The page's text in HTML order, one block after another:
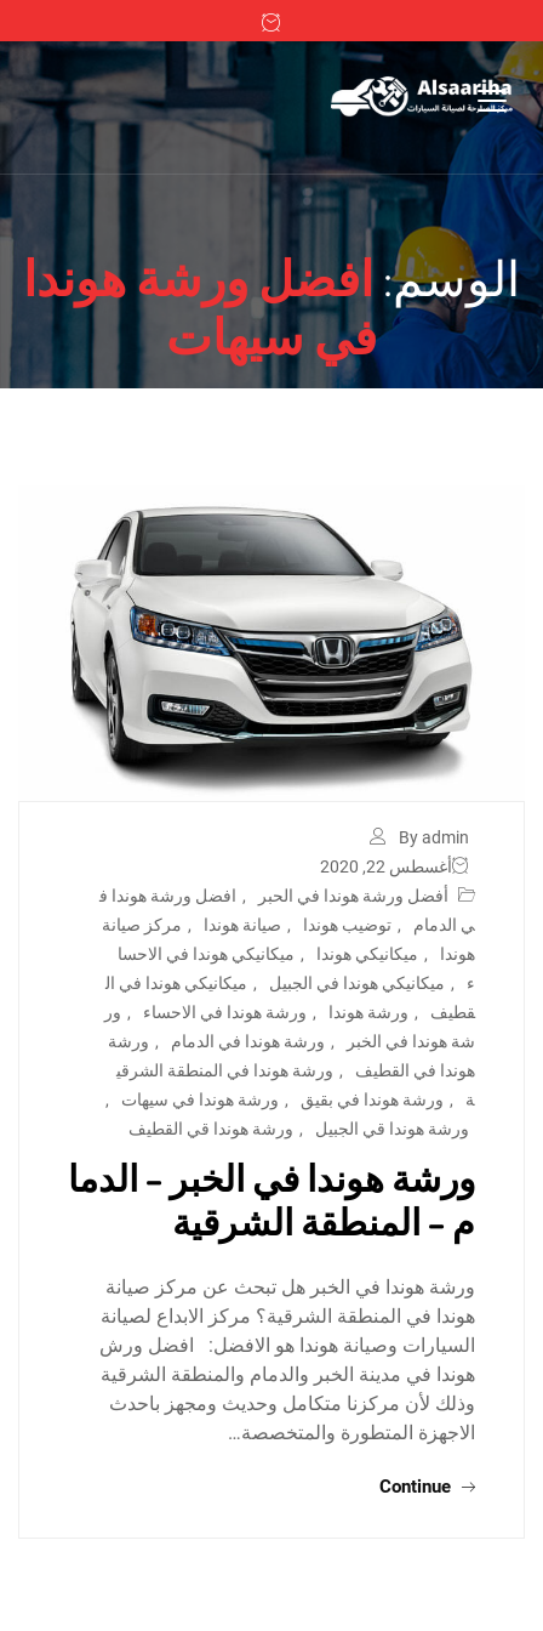
الوسم: افضل ورشة هوندا
في سيهات
By admin
أغسطس 22, 2020
أفضل ورشة هوندا في الحبر
, افضل ورشة هوندا ف
ي الدمام
, توضيب هوندا , صيانة هوندا , مركز صيانة
هوندا
, ميكانيكي هوندا , ميكانيكي هوندا في الاحسا
ء
, ميكانيكي هوندا في الجبيل , ميكانيكي هوندا في ال
قطيف
, ورشة هوندا , ورشة هوندا في الاحساء , ور
شة هوندا في الخبر
, ورشة هوندا في الدمام , ورشة
هوندا في القطيف
, ورشة هوندا في المنطقة الشرقي
ة
, ورشة هوندا في بقيق , ورشة هوندا في سيهات
,
ورشة هوندا قي الجبيل
, ورشة هوندا قي القطيف
ورشة هوندا في الخبر – الدما
م – المنطقة الشرقية
ورشة هوندا في الخبر هل تبحث عن مركز صيانة
هوندا في المنطقة الشرقية؟ مركز الابداع لصيانة
السيارات وصيانة هوندا هو الافضل: افضل ورش
هوندا في مدينة الخبر والدمام والمنطقة الشرقية
وذلك لأن مركزنا متكامل وحديث ومجهز باحدث
الاجهزة المتطورة والمتخصصة…
Continue